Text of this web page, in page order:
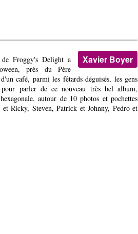
Xavier Boyer
Froggy's Delight a
près du Père
café, parmi les fêtards déguisés, les gens
parler de ce nouveau très bel album,
autour de 10 photos et pochettes
Ricky, Steven, Patrick et Johnny, Pedro et